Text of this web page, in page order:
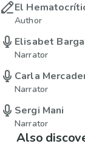
El
Author
Elisabet
Narrator
Carla
Narrator
Sergi Mani
Narrator
Also